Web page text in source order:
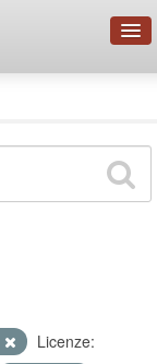
Organizzazioni
Licenze: